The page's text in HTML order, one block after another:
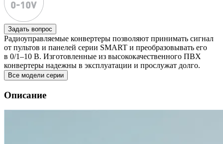
Задать вопрос
Радиоуправляемые конвертеры позволяют принимать сигнал
от пультов и панелей серии SMART и преобразовывать его
в 0/1–10 В. Изготовленные из высококачественного ПВХ
конвертеры надежны в эксплуатации и прослужат долго.
Все модели серии
Описание